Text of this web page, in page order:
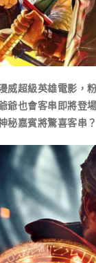
超級英雄電影，粉
爺也會客串即將登
秘嘉賓將驚喜客串？